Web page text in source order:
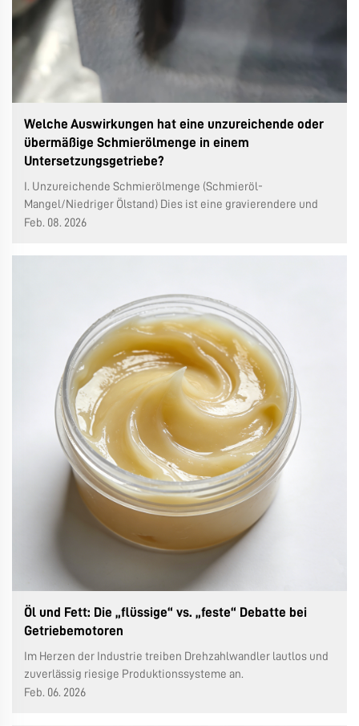
Welche Auswirkungen hat eine unzureichende oder
übermäßige Schmierölmenge in einem
Untersetzungsgetriebe?
I. Unzureichende Schmierölmenge (Schmieröl-
Mangel/Niedriger Ölstand) Dies ist eine gravierendere und
besorgniserregendere Situation, die direkt zu schnellem
Unzureichende Schmierung und schneller Verschleiß:
Feb. 08. 2026
Öl und Fett: Die „flüssige“ vs. „feste“ Debatte bei
Getriebemotoren
Im Herzen der Industrie treiben Drehzahlwandler lautlos und
zuverlässig riesige Produktionssysteme an.
Wartungspersonal, das sich über diese stählernen Kolosse
Feb. 06. 2026